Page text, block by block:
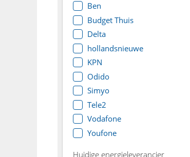
Ben
Budget Thuis
Delta
hollandsnieuwe
KPN
Odido
Simyo
Tele2
Vodafone
Youfone
Huidige energieleverancier